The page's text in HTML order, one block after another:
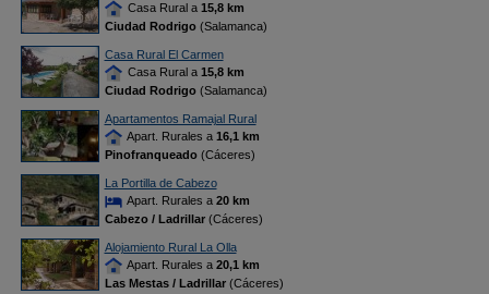
Casa Rural a 15,8 km
Ciudad Rodrigo(Salamanca)
Casa Rural El Carmen
Casa Rural a 15,8 km
Ciudad Rodrigo(Salamanca)
Apartamentos Ramajal Rural
Apart. Rurales a 16,1 km
Pinofranqueado(Cáceres)
La Portilla de Cabezo
Apart. Rurales a 20 km
Cabezo / Ladrillar(Cáceres)
Alojamiento Rural La Olla
Apart. Rurales a 20,1 km
Las Mestas / Ladrillar(Cáceres)